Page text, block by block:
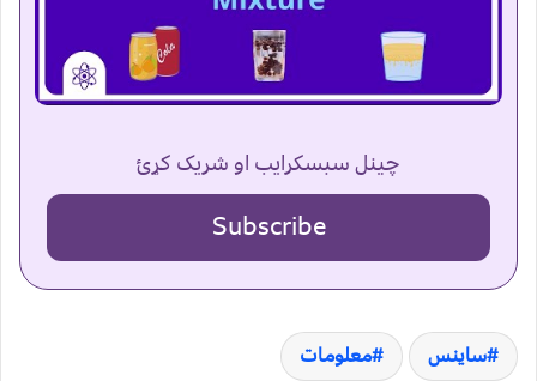
چینل سبسکرایب او شریک کړئ
Subscribe
ساینس معلومات